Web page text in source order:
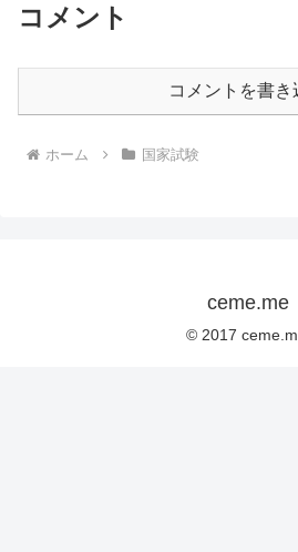
コメント
コメントを書き
ホーム 国家試験
ceme.me
© 2017